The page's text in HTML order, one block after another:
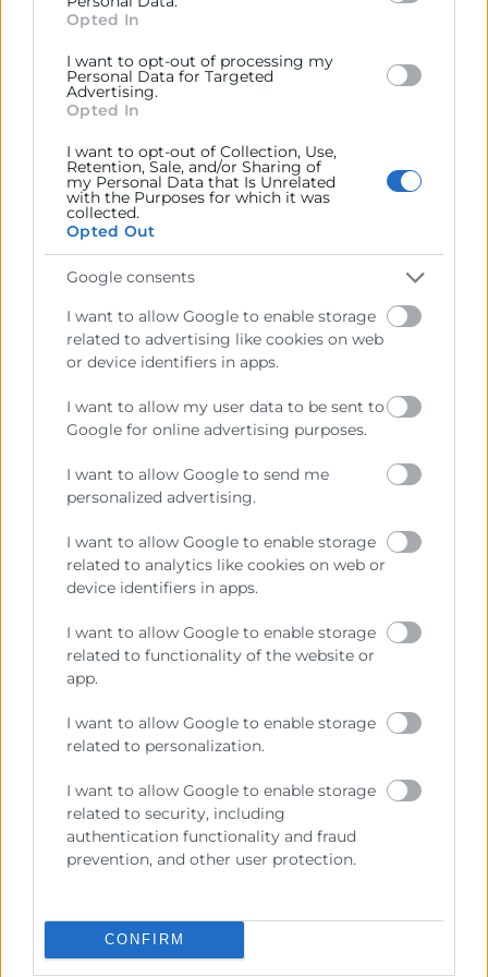
section.Opted In
I want to opt-out of processing my
Personal Data for Targeted
Advertising.
Opted In
I want to opt-out of Collection, Use,
Retention, Sale, and/or Sharing of
my Personal Data that Is Unrelated
with the Purposes for which it was
collected.
Opted Out
Google consents
I want to allow Google to enable storage
related to advertising like cookies on web
or device identifiers in apps.
I want to allow my user data to be sent to
Google for online advertising purposes.
I want to allow Google to send me
personalized advertising.
I want to allow Google to enable storage
related to analytics like cookies on web or
device identifiers in apps.
I want to allow Google to enable storage
related to functionality of the website or
app.
I want to allow Google to enable storage
related to personalization.
I want to allow Google to enable storage
related to security, including
authentication functionality and fraud
prevention, and other user protection.
CONFIRM
La secretaria de Estado de
Comercio participa en una jornada
sobre las oportunidades de
negocio en Argelia
Cámara Valencia ha celebrado hoy la jornada
“Panorama actual de Argelia” con la participación de
la secretaria de Estado de Comercio, Amparo López
Senovilla.
LEER MÁS »
21 de abril de 2026
El embajador de España en Kenia
participa en una jornada sobre las
oportunidades de negocio en
África Oriental
Cámara Valencia ha celebrado hoy la jornada “Kenia:
Oportunidades de Negocio en África Oriental” con la
LEER MÁS »